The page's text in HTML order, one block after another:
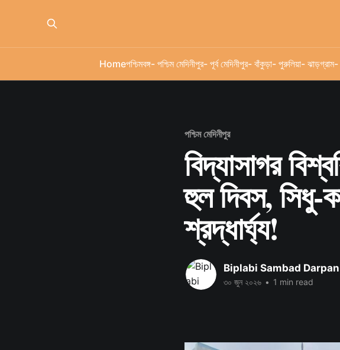
Homeপশ্চিমবঙ্গ- পশ্চিম মেদিনীপুর- পূর্ব মেদিনীপুর- বাঁকুড়া- পুরুলিয়া- ঝাড়গ্রাম-
পশ্চিম মেদিনীপুর
বিদ্যাসাগর
হুল দিবস, সিধু-
শ্রদ্ধার্ঘ্য!
Biplabi Sambad Darpan
৩০ জুন ২০২৬ • 1 min read